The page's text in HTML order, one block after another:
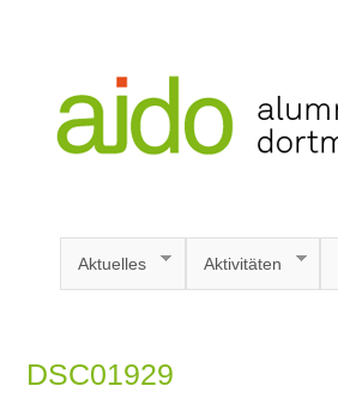
Aktuelles Aktivitäten
DSC01929